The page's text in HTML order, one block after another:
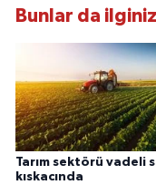
Bunlar da
Tarım sektörü vadeli
kıskacında